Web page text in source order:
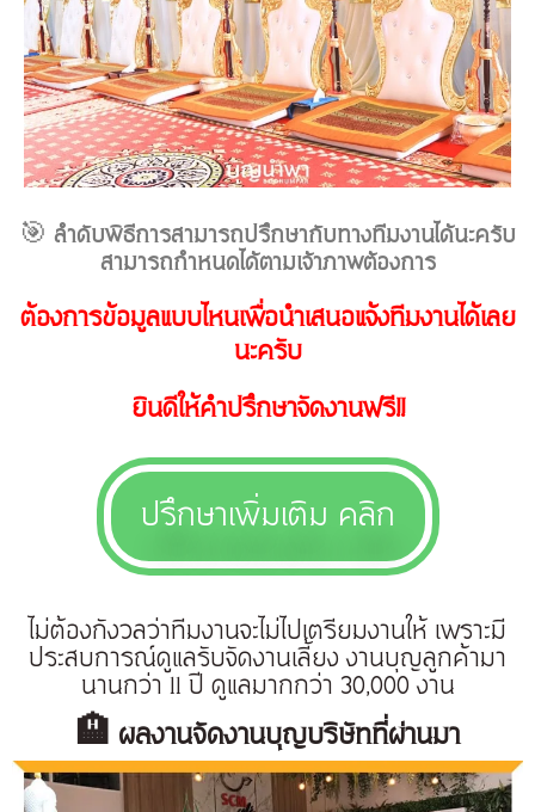
🎯 ลำดับพิธีการสามารถปรึกษากับทางทีมงานได้นะครับ
สามารถกำหนดได้ตามเจ้าภาพต้องการ
ต้องการข้อมูลแบบไหนเพื่อนำเสนอแจ้งทีมงานได้เลย
นะครับ
ยินดีให้คำปรึกษาจัดงานฟรี!!
ปรึกษาเพิ่มเติม คลิก
ไม่ต้องกังวลว่าทีมงานจะไม่ไปเตรียมงานให้ เพราะมี
ประสบการณ์ดูแลรับจัดงานเลี้ยง งานบุญลูกค้ามา
นานกว่า 11 ปี ดูแลมากกว่า 30,000 งาน
🏨 ผลงานจัดงานบุญบริษัทที่ผ่านมา